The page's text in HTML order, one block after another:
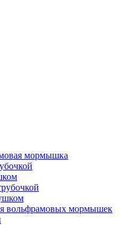
мормышка
вольфрамовых мормышек